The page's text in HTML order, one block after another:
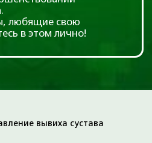
вывиха сустава